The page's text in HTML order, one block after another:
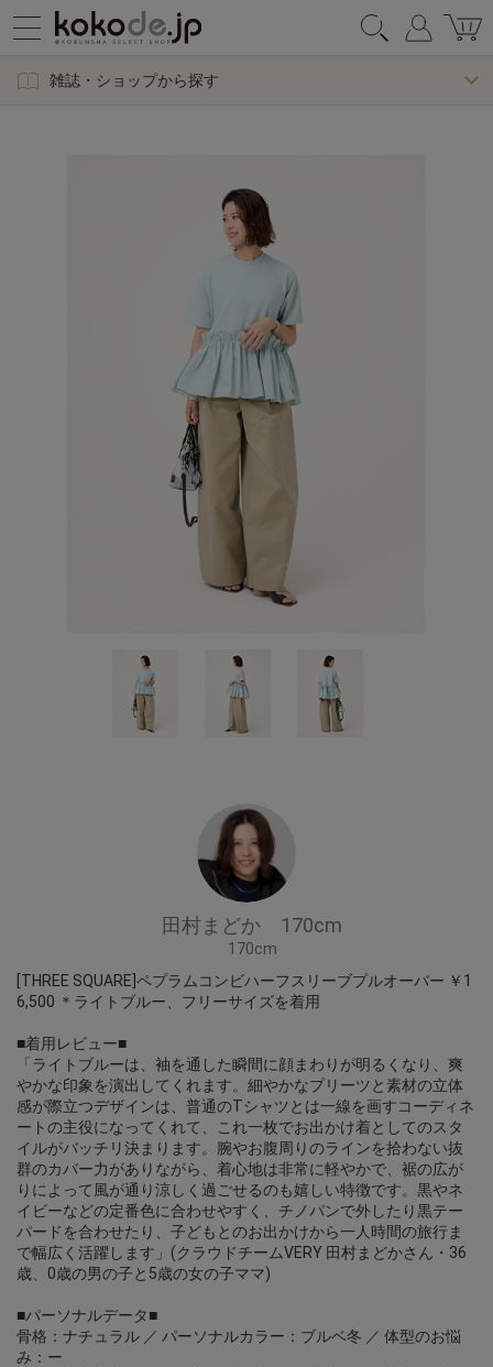
雑誌・ショップから探す
田村まどか 170cm
170cm
[THREE SQUARE]ペプラムコンビハーフスリーブプルオーバー ￥1
6,500 ＊ライトブルー、フリーサイズを着用
■着用レビュー■
「ライトブルーは、袖を通した瞬間に顔まわりが明るくなり、爽
やかな印象を演出してくれます。細やかなプリーツと素材の立体
感が際立つデザインは、普通のTシャツとは一線を画すコーディネ
ートの主役になってくれて、これ一枚でお出かけ着としてのスタ
イルがバッチリ決まります。腕やお腹周りのラインを拾わない抜
群のカバー力がありながら、着心地は非常に軽やかで、裾の広が
りによって風が通り涼しく過ごせるのも嬉しい特徴です。黒やネ
イビーなどの定番色に合わせやすく、チノパンで外したり黒テー
パードを合わせたり、子どもとのお出かけから一人時間の旅行ま
で幅広く活躍します」(クラウドチームVERY 田村まどかさん・36
歳、0歳の男の子と5歳の女の子ママ)
■パーソナルデータ■
骨格：ナチュラル ／ パーソナルカラー：ブルベ冬 ／ 体型のお悩
み：ー